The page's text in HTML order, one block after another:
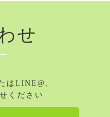
せ
はLINE@、
ください